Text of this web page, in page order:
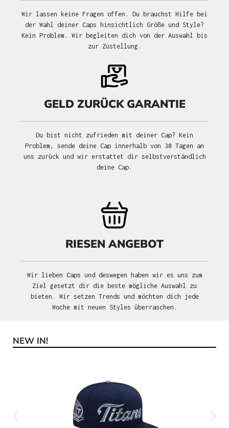
Wir lassen keine Fragen offen. Du brauchst Hilfe bei
der Wahl deiner Caps hinsichtlich Größe und Style?
Kein Problem. Wir begleiten dich von der Auswahl bis
zur Zustellung.
GELD ZURÜCK GARANTIE
Du bist nicht zufrieden mit deiner Cap? Kein
Problem, sende deine Cap innerhalb von 30 Tagen an
uns zurück und wir erstattet dir selbstverständlich
deine Cap.
RIESEN ANGEBOT
Wir lieben Caps und deswegen haben wir es uns zum
Ziel gesetzt dir die beste mögliche Auswahl zu
bieten. Wir setzen Trends und möchten dich jede
Woche mit neuen Styles überraschen.
Produktgalerie überspringen
NEW IN!